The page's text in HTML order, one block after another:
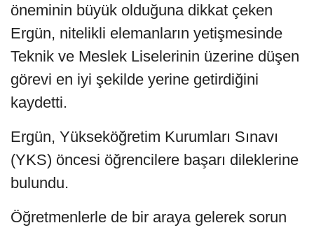
öneminin büyük olduğuna dikkat çeken
Ergün, nitelikli elemanların yetişmesinde
Teknik ve Meslek Liselerinin üzerine düşen
görevi en iyi şekilde yerine getirdiğini
kaydetti.
Ergün, Yükseköğretim Kurumları Sınavı
(YKS) öncesi öğrencilere başarı dileklerine
bulundu.
Öğretmenlerle de bir araya gelerek sorun